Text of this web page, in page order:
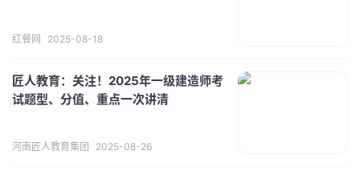
红餐网 2025-08-18
匠人教育：关注！2025年一级建造师考
试题型、分值、重点一次讲清
河南匠人教育集团 2025-08-26